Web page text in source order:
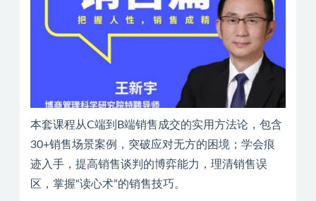
本套课程从C端到B端销售成交的实用方法论，包含
30+销售场景案例，突破应对无方的困境；学会痕
迹入手，提高销售谈判的博弈能力，理清销售误
区，掌握“读心术”的销售技巧。